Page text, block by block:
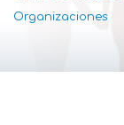
Organizaciones